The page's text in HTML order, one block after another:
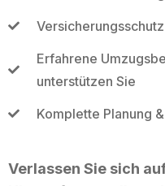
Erfahrene
unterstützen Sie
Komplette Planung
Verlassen Sie sich